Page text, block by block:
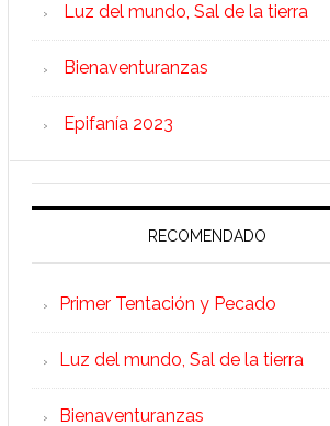
Luz del mundo, Sal de la tierra
Bienaventuranzas
Epifanía 2023
RECOMENDADO
Primer Tentación y Pecado
Luz del mundo, Sal de la tierra
Bienaventuranzas